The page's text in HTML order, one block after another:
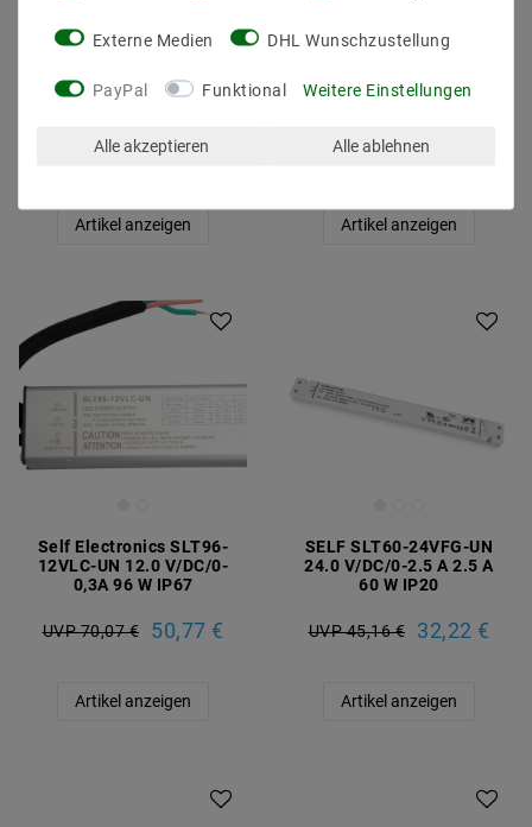
12 V/DC/0-6,25 A 6,25 A
UVP 62,93 € 45,59 €
Artikel anzeigen
24.0 V/DC/0-4.17 A 4.17
UVP 52,63 € 38,13 €
Artikel anzeigen
Self Electronics SLT96-
12VLC-UN 12.0 V/DC/0-
0,3A 96 W IP67
UVP 70,07 € 50,77 €
Artikel anzeigen
SELF SLT60-24VFG-UN
24.0 V/DC/0-2.5 A 2.5 A
60 W IP20
UVP 45,16 € 32,22 €
Artikel anzeigen
Externe Medien DHL Wunschzustellung
PayPal Funktional Weitere Einstellungen
Alle akzeptieren Alle ablehnen